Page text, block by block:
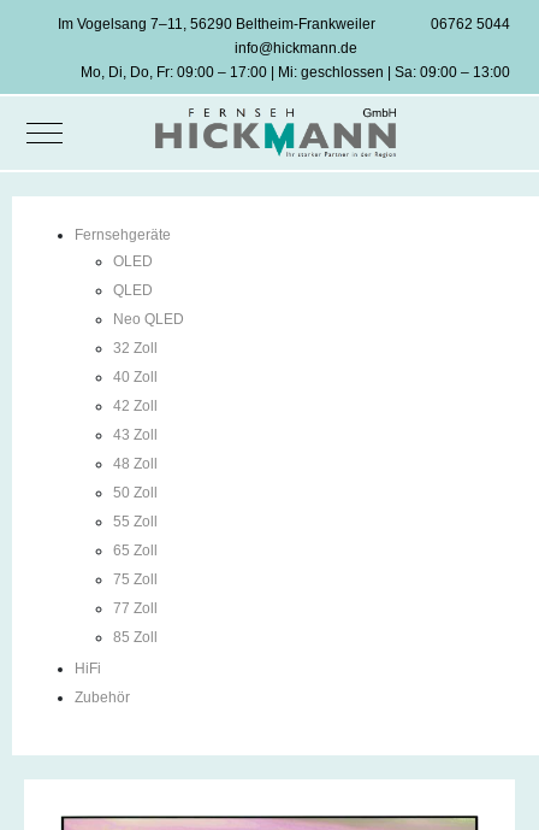
Im Vogelsang 7–11, 56290 Beltheim-Frankweiler
06762 5044
info@hickmann.de
Mo, Di, Do, Fr: 09:00 – 17:00 | Mi: geschlossen | Sa: 09:00 – 13:00
Mobile Menu Toggle
Fernsehgeräte
OLED
QLED
Neo QLED
32 Zoll
40 Zoll
42 Zoll
43 Zoll
48 Zoll
50 Zoll
55 Zoll
65 Zoll
75 Zoll
77 Zoll
85 Zoll
HiFi
Zubehör